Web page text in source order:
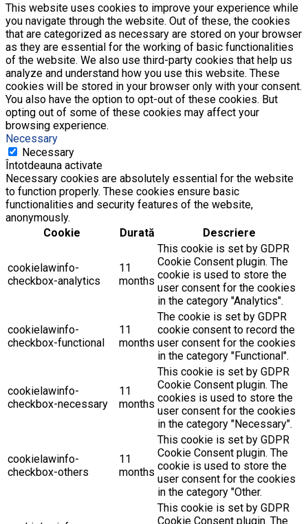
This website uses cookies to improve your experience while
you navigate through the website. Out of these, the cookies
that are categorized as necessary are stored on your browser
as they are essential for the working of basic functionalities
of the website. We also use third-party cookies that help us
analyze and understand how you use this website. These
cookies will be stored in your browser only with your consent.
You also have the option to opt-out of these cookies. But
opting out of some of these cookies may affect your
browsing experience.
Necessary
Necessary
Întotdeauna activate
Necessary cookies are absolutely essential for the website
to function properly. These cookies ensure basic
functionalities and security features of the website,
anonymously.
Cookie
Durată Descriere
cookielawinfo-
checkbox-analytics
11
months
This cookie is set by GDPR
Cookie Consent plugin. The
cookie is used to store the
user consent for the cookies
in the category "Analytics".
cookielawinfo-
checkbox-functional
11
months
The cookie is set by GDPR
cookie consent to record the
user consent for the cookies
in the category "Functional".
cookielawinfo-
checkbox-necessary
11
months
This cookie is set by GDPR
Cookie Consent plugin. The
cookies is used to store the
user consent for the cookies
in the category "Necessary".
cookielawinfo-
checkbox-others
11
months
This cookie is set by GDPR
Cookie Consent plugin. The
cookie is used to store the
user consent for the cookies
in the category "Other.
This cookie is set by GDPR
Cookie Consent plugin. The